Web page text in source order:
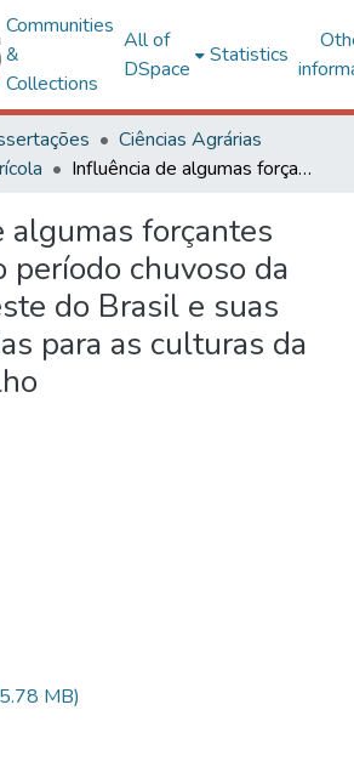
Communities
&
Collections
All of
DSpace
Statistics
Ciências Agrárias
Influência de algumas forçantes climáticas no período chuvoso da Região Sudeste do Brasil e suas conseqüências para as culturas da soja e do milho
algumas forçantes
período chuvoso da
do Brasil e suas
para as culturas da
MB)